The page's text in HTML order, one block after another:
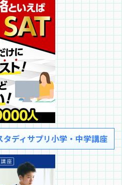
タディサプリ小学・中学講座